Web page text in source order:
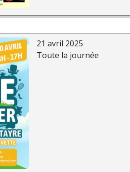
21 avril 2025
Toute la journée